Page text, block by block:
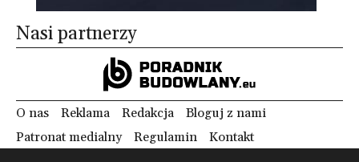
Nasi partnerzy
O nas Reklama Redakcja
Bloguj z nami
Patronat medialny
Regulamin Kontakt